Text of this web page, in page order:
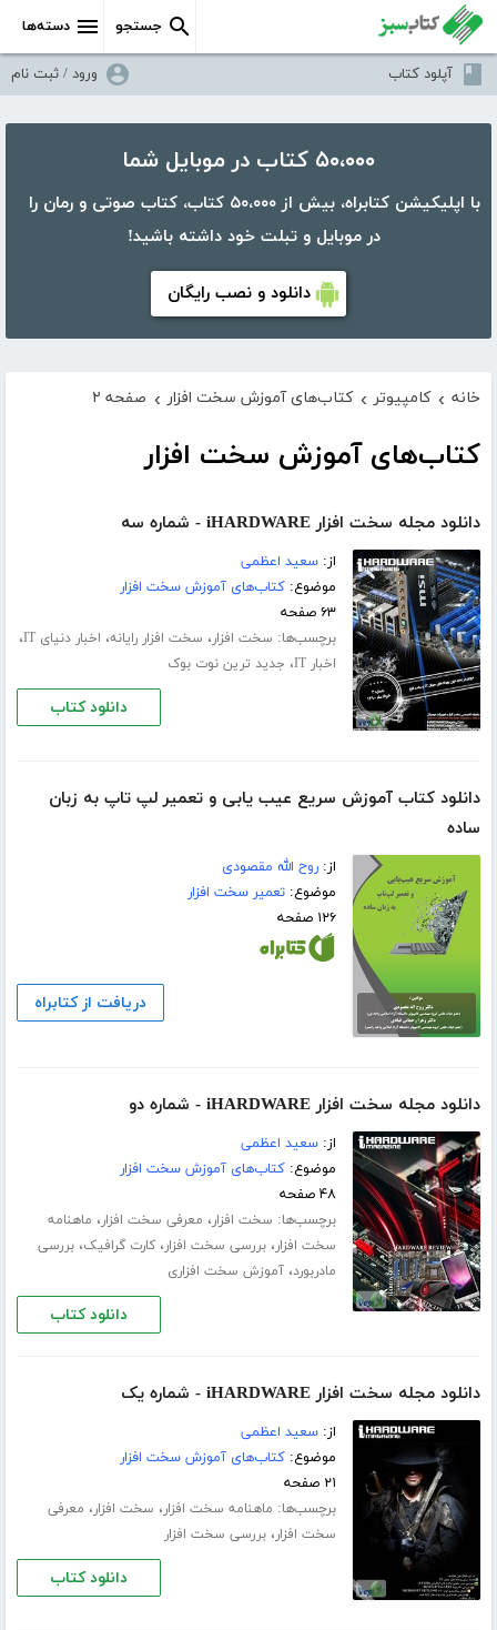
دسته‌ها جستجو
آپلود کتاب ورود / ثبت نام
۵۰،۰۰۰ کتاب در موبایل شما
با اپلیکیشن کتابراه، بیش از ۵۰،۰۰۰ کتاب، کتاب صوتی و رمان را
در موبایل و تبلت خود داشته باشید!
دانلود و نصب رایگان
خانه › کامپیوتر › کتاب‌های آموزش سخت افزار › صفحه ۲
کتاب‌های آموزش سخت افزار
دانلود مجله سخت افزار iHARDWARE - شماره سه
از:سعید اعظمی
موضوع:کتاب‌های آموزش سخت افزار
۶۳ صفحه
برچسب‌ها: سخت افزار، سخت افزار رایانه، اخبار دنیای IT ،
اخبار IT ، جدید ترین نوت بوک
دانلود کتاب
دانلود کتاب آموزش سریع عیب یابی و تعمیر لپ تاپ به زبان
ساده
از:روح الله مقصودی
موضوع:تعمیر سخت افزار
۱۲۶ صفحه
دریافت از کتابراه
دانلود مجله سخت افزار iHARDWARE - شماره دو
از:سعید اعظمی
موضوع:کتاب‌های آموزش سخت افزار
۴۸ صفحه
برچسب‌ها: سخت افزار، معرفی سخت افزار، ماهنامه
سخت افزار،بررسی سخت افزار،کارت گرافیک،بررسی
مادربورد،آموزش سخت افزاری
دانلود کتاب
دانلود مجله سخت افزار iHARDWARE - شماره یک
از:سعید اعظمی
موضوع:کتاب‌های آموزش سخت افزار
۲۱ صفحه
برچسب‌ها: ماهنامه سخت افزار، سخت افزار، معرفی
سخت افزار،بررسی سخت افزار
دانلود کتاب